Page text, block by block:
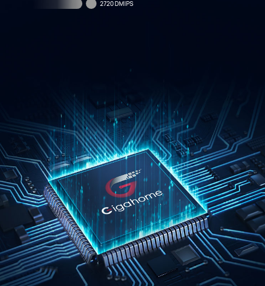
2720 DMIPS